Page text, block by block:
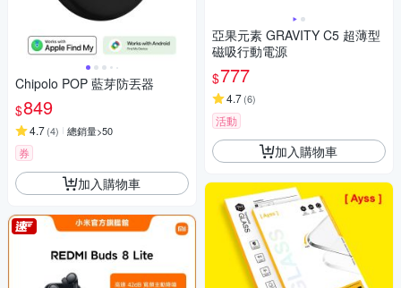
Chipolo POP 藍芽防丟器
$849
4.7(4) 總銷量>50
券
加入購物車
亞果元素 GRAVITY C5 超薄型
磁吸行動電源
$777
4.7(6)
活動
加入購物車